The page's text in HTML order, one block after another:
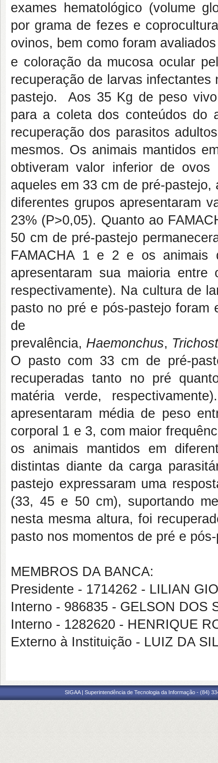
exames hematológico (volume
por grama de fezes e
ovinos, bem como foram
e coloração da mucosa ocular
recuperação de larvas
pastejo. Aos 35 Kg de peso
para a coleta dos conteúdos do
recuperação dos parasitos
mesmos. Os animais mantidos
obtiveram valor inferior de
aqueles em 33 cm de pré-
diferentes grupos apresentaram
23% (P>0,05). Quanto ao
50 cm de pré-pastejo
FAMACHA 1 e 2 e os animais
apresentaram sua maioria
respectivamente). Na cultura de
pasto no pré e pós-pastejo foram
de
prevalência, Haemonchus,
O pasto com 33 cm de pré-
recuperadas tanto no pré
matéria verde,
apresentaram média de peso
corporal 1 e 3, com maior
os animais mantidos em
distintas diante da carga
pastejo expressaram uma
(33, 45 e 50 cm), suportando
nesta mesma altura, foi
pasto nos momentos de pré e
MEMBROS DA BANCA:
Presidente - 1714262 - LILIAN
Interno - 986835 - GELSON DOS
Interno - 1282620 - HENRIQUE
Externo à Instituição - LUIZ DA
SIGAA | Superintendência de Tecnologia da Informação - (84)